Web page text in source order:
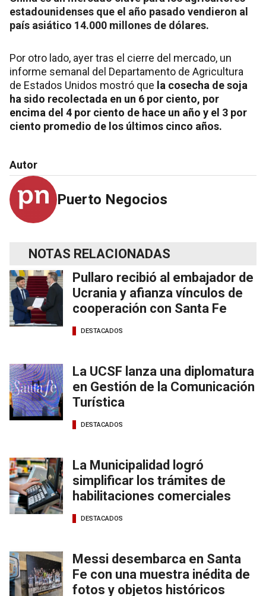
estadounidenses que el año pasado vendieron al
país asiático 14.000 millones de dólares.
Por otro lado, ayer tras el cierre del mercado, un
informe semanal del Departamento de Agricultura
de Estados Unidos mostró que la cosecha de soja
ha sido recolectada en un 6 por ciento, por
encima del 4 por ciento de hace un año y el 3 por
ciento promedio de los últimos cinco años.
Autor
Puerto Negocios
NOTAS RELACIONADAS
Pullaro recibió al embajador de
Ucrania y afianza vínculos de
cooperación con Santa Fe
DESTACADOS
La UCSF lanza una diplomatura
en Gestión de la Comunicación
Turística
DESTACADOS
La Municipalidad logró
simplificar los trámites de
habilitaciones comerciales
DESTACADOS
Messi desembarca en Santa
Fe con una muestra inédita de
fotos y objetos históricos